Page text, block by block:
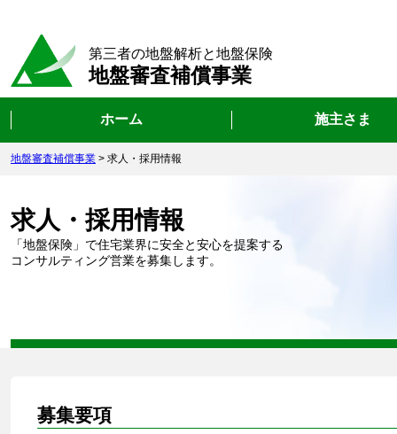
第三者の地盤解析と地盤保険
地盤審査補償事業
ホーム 施主さま
地盤審査補償事業 > 求人・採用情報
求人・採用情報
「地盤保険」で住宅業界に安全と安心を提案する
コンサルティング営業を募集します。
募集要項